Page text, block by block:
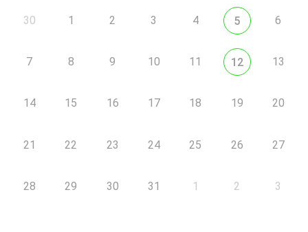
30 1 2 3 4 5 6
7 8 9 10 11 12 13
14 15 16 17 18 19 20
21 22 23 24 25 26 27
28 29 30 31 1 2 3